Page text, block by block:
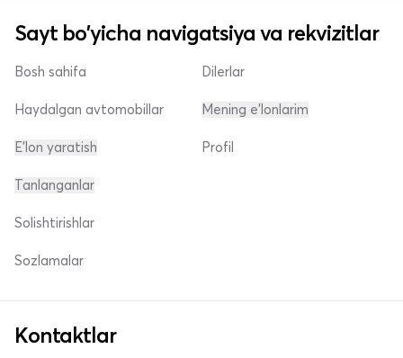
Sayt bo'yicha navigatsiya va rekvizitlar
Bosh sahifa
Haydalgan avtomobillar
E'lon yaratish
Dilerlar
Mening e'lonlarim
Profil
Tanlanganlar
Solishtirishlar
Sozlamalar
Kontaktlar